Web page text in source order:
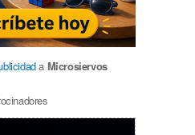
a Microsiervos